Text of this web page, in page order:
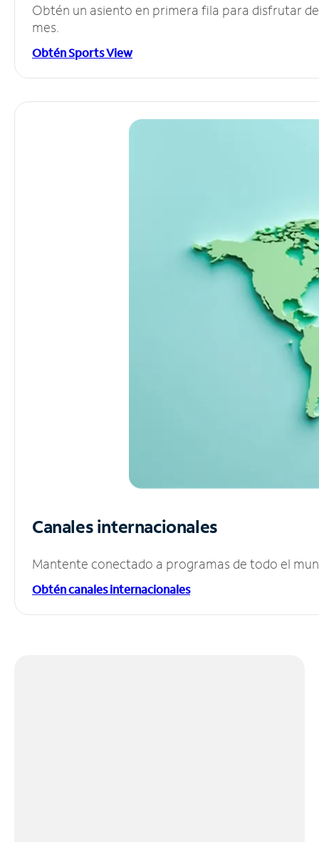
Obtén un asiento en primera fila para disfrutar
mes.
Obtén Sports View
Canales internacionales
Mantente conectado a programas de todo el
Obtén canales internacionales